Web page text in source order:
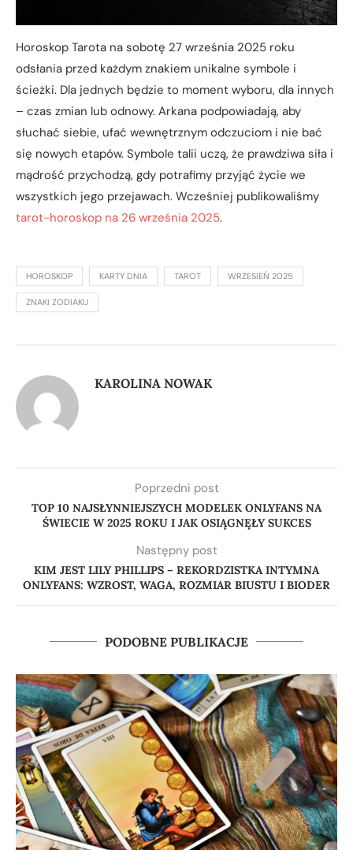
Horoskop Tarota na sobotę 27 września 2025 roku
odsłania przed każdym znakiem unikalne symbole i
ścieżki. Dla jednych będzie to moment wyboru, dla innych
– czas zmian lub odnowy. Arkana podpowiadają, aby
słuchać siebie, ufać wewnętrznym odczuciom i nie bać
się nowych etapów. Symbole talii uczą, że prawdziwa siła i
mądrość przychodzą, gdy potrafimy przyjąć życie we
wszystkich jego przejawach. Wcześniej publikowaliśmy
tarot-horoskop na 26 września 2025.
HOROSKOP KARTY DNIA TAROT WRZESIEŃ 2025
ZNAKI ZODIAKU
KAROLINA NOWAK
Poprzedni post
TOP 10 NAJSŁYNNIEJSZYCH MODELEK ONLYFANS NA
ŚWIECIE W 2025 ROKU I JAK OSIĄGNĘŁY SUKCES
Następny post
KIM JEST LILY PHILLIPS – REKORDZISTKA INTYMNA
ONLYFANS: WZROST, WAGA, ROZMIAR BIUSTU I BIODER
PODOBNE PUBLIKACJE